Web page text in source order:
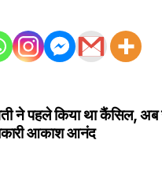
ने पहले किया था कैंसिल,
आकाश आनंद